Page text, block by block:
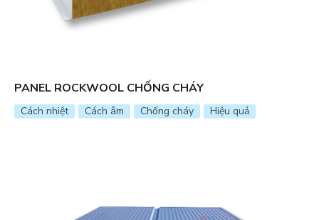
PANEL ROCKWOOL CHỐNG CHÁY
Cách nhiệt Cách âm Chống cháy Hiệu quả